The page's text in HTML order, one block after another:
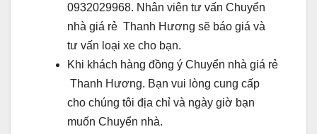
0932029968. Nhân viên tư vấn Chuyển
nhà giá rẻ Thanh Hương sẽ báo giá và
tư vấn loại xe cho bạn.
Khi khách hàng đồng ý Chuyển nhà giá rẻ
Thanh Hương. Bạn vui lòng cung cấp
cho chúng tôi địa chỉ và ngày giờ bạn
muốn Chuyển nhà.